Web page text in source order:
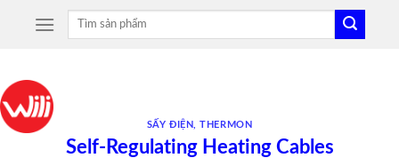
Tìm
SẤY ĐIỆN ,THERMON
Self-Regulating Heating Cables